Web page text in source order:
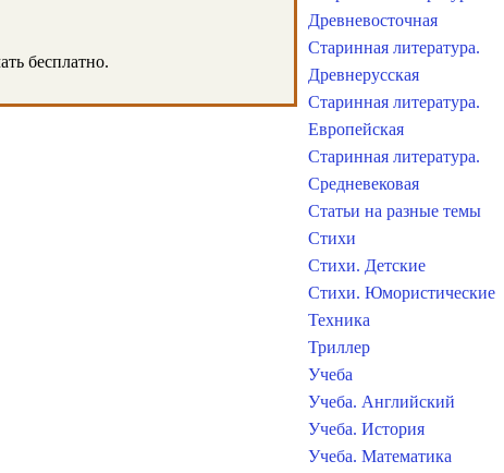
бесплатно.
Древневосточная
Старинная литература.
Древнерусская
Старинная литература.
Европейская
Старинная литература.
Средневековая
Статьи на разные темы
Стихи
Стихи. Детские
Стихи. Юмористические
Техника
Триллер
Учеба
Учеба. Английский
Учеба. История
Учеба. Математика